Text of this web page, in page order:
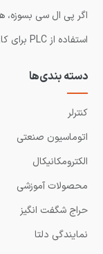
اگر پی ال سی بسوزه،
استفاده از PLC برای کارگاه‌های کوچک چقدر هزینه داره؟
دسته بندی‌ها
کنترلر
اتوماسیون صنعتی
الکترومکانیکال
محصولات آموزشی
حراج شگفت انگیز
نمایندگی دلتا